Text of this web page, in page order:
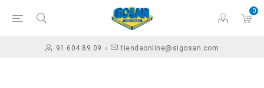
0
91 604 89 09 tiendaonline@sigosan.com